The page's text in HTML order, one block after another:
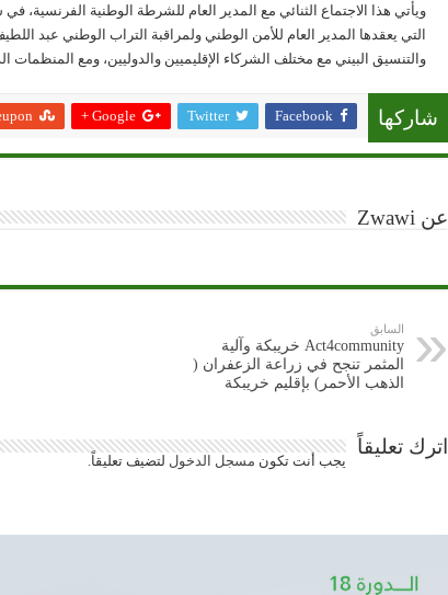
ويأتي هذا الاجتماع الثنائي مع المدير العام للشرطة الوطنية الفرنسية،
التي يعقدها المدير العام للأمن الوطني ولمراقبة التراب الوطني عبد
والتنسيق البيني مع مختلف الشركاء الإقليميين والدوليين، ومع المنظمات
شاركها Facebook
Twitter
Google +
عن Zwawi
السابق
Act4community خريبكة وآلية
المثمر تنجح في زراعة الزعفران (
الذهب الأحمر) بإقليم خريبكة
اترك تعليقاً
يجب أنت تكون مسجل الدخول لتضيف تعليقاً.